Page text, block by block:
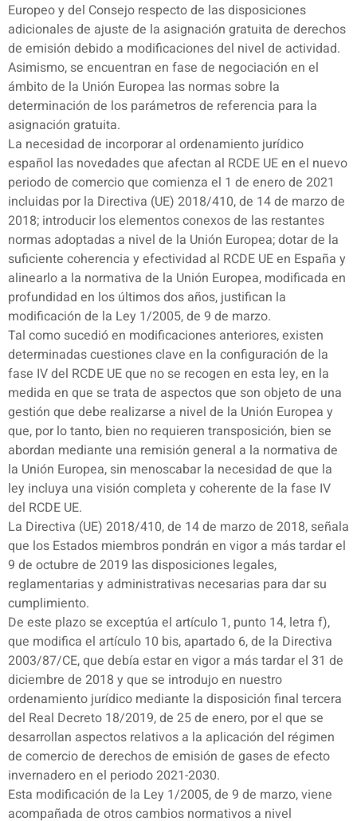
Europeo y del Consejo respecto de las disposiciones
adicionales de ajuste de la asignación gratuita de derechos
de emisión debido a modificaciones del nivel de actividad.
Asimismo, se encuentran en fase de negociación en el
ámbito de la Unión Europea las normas sobre la
determinación de los parámetros de referencia para la
asignación gratuita.
La necesidad de incorporar al ordenamiento jurídico
español las novedades que afectan al RCDE UE en el nuevo
periodo de comercio que comienza el 1 de enero de 2021
incluidas por la Directiva (UE) 2018/410, de 14 de marzo de
2018; introducir los elementos conexos de las restantes
normas adoptadas a nivel de la Unión Europea; dotar de la
suficiente coherencia y efectividad al RCDE UE en España y
alinearlo a la normativa de la Unión Europea, modificada en
profundidad en los últimos dos años, justifican la
modificación de la Ley 1/2005, de 9 de marzo.
Tal como sucedió en modificaciones anteriores, existen
determinadas cuestiones clave en la configuración de la
fase IV del RCDE UE que no se recogen en esta ley, en la
medida en que se trata de aspectos que son objeto de una
gestión que debe realizarse a nivel de la Unión Europea y
que, por lo tanto, bien no requieren transposición, bien se
abordan mediante una remisión general a la normativa de
la Unión Europea, sin menoscabar la necesidad de que la
ley incluya una visión completa y coherente de la fase IV
del RCDE UE.
La Directiva (UE) 2018/410, de 14 de marzo de 2018, señala
que los Estados miembros pondrán en vigor a más tardar el
9 de octubre de 2019 las disposiciones legales,
reglamentarias y administrativas necesarias para dar su
cumplimiento.
De este plazo se exceptúa el artículo 1, punto 14, letra f),
que modifica el artículo 10 bis, apartado 6, de la Directiva
2003/87/CE, que debía estar en vigor a más tardar el 31 de
diciembre de 2018 y que se introdujo en nuestro
ordenamiento jurídico mediante la disposición final tercera
del Real Decreto 18/2019, de 25 de enero, por el que se
desarrollan aspectos relativos a la aplicación del régimen
de comercio de derechos de emisión de gases de efecto
invernadero en el periodo 2021-2030.
Esta modificación de la Ley 1/2005, de 9 de marzo, viene
acompañada de otros cambios normativos a nivel